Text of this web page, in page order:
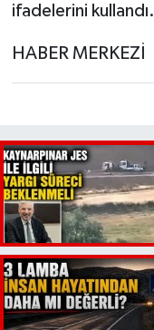
ifadelerini kullandı.
HABER MERKEZİ